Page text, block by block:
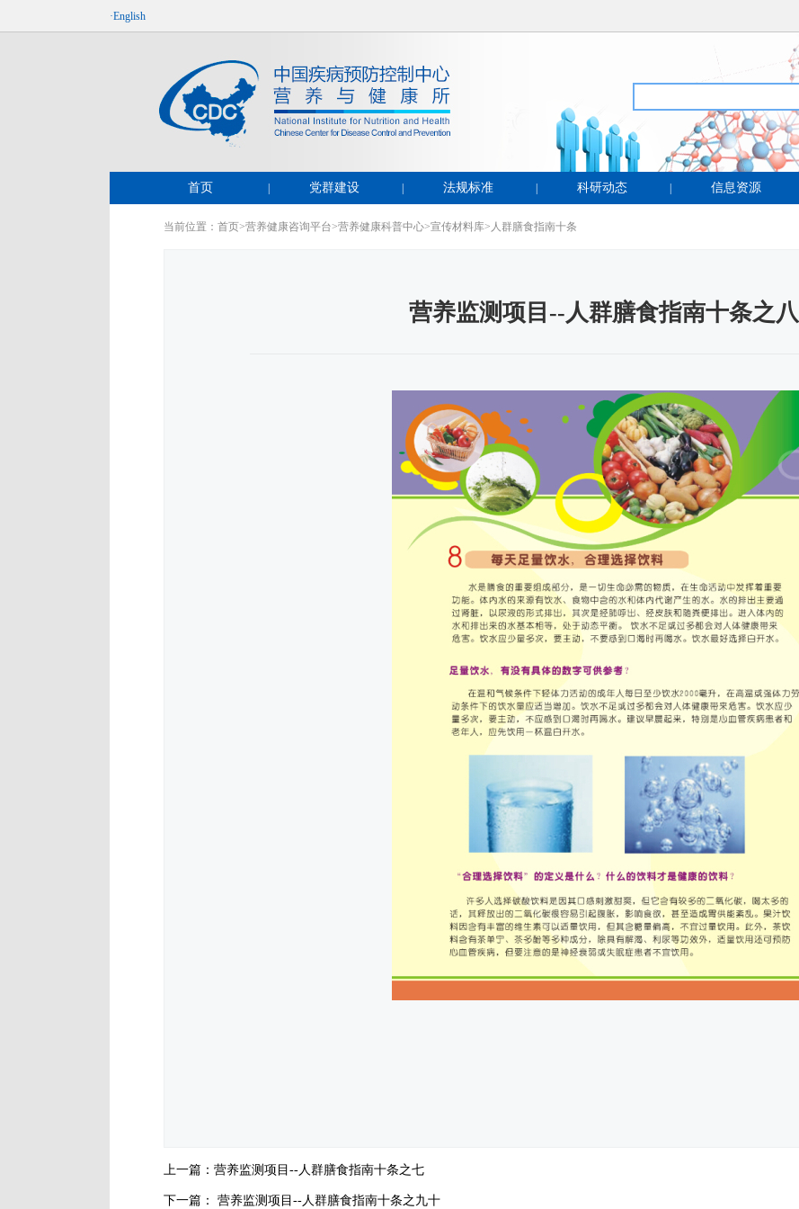
·English
首页 党群建设 法规标准 科研动态 信息资源
当前位置： 首页>营养健康咨询平台>营养健康科普中心>宣传材料库> 人群膳食指南十条
营养监测项目--人群膳食指南十条之八
上一篇： 营养监测项目--人群膳食指南十条之七
下一篇： 营养监测项目--人群膳食指南十条之九十